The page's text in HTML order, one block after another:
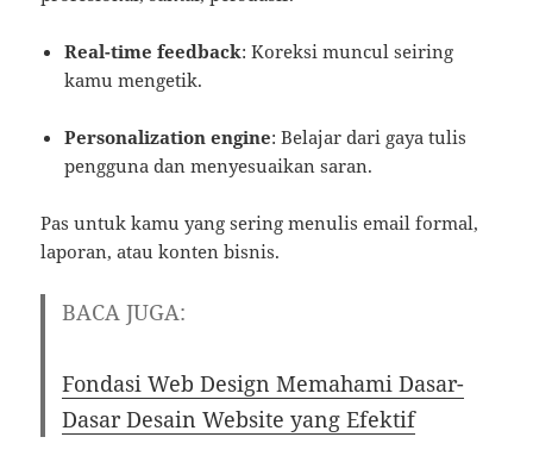
Real-time feedback: Koreksi muncul seiring
kamu mengetik.
Personalization engine: Belajar dari gaya tulis
pengguna dan menyesuaikan saran.
Pas untuk kamu yang sering menulis email formal,
laporan, atau konten bisnis.
BACA JUGA:
Fondasi Web Design Memahami Dasar-
Dasar Desain Website yang Efektif